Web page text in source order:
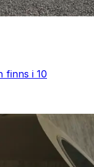
finns i 10